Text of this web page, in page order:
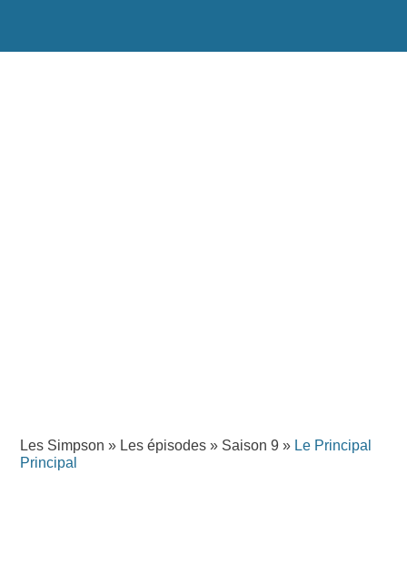
Les Simpson » Les épisodes » Saison 9 » Le Principal
Principal